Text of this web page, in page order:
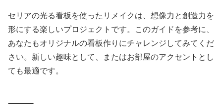
セリアの光る看板を使ったリメイクは、想像力と創造力を
形にする楽しいプロジェクトです。このガイドを参考に、
あなたもオリジナルの看板作りにチャレンジしてみてくだ
さい。新しい趣味として、またはお部屋のアクセントとし
ても最適です。